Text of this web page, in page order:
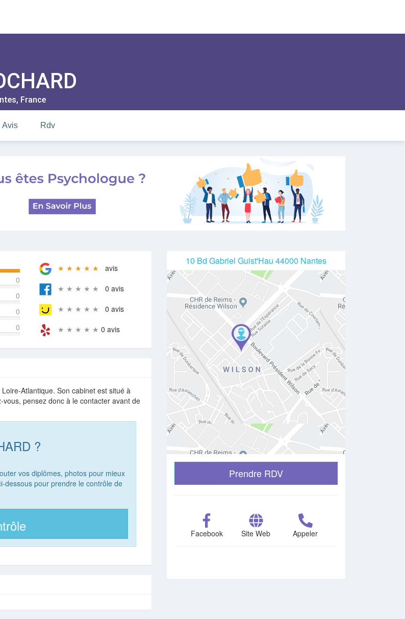
, France
Avis Rdv
0
0
0
0
★ ★ ★ ★ ★ avis
★ ★ ★ ★ ★ 0 avis
★ ★ ★ ★ ★ 0 avis
★ ★ ★ ★ ★ 0 avis
Atlantique. Son cabinet est situé à
pensez donc à le contacter avant de
?
vos diplômes, photos pour mieux
dessous pour prendre le contrôle de
10 Bd Gabriel Guist'Hau 44000 Nantes
Prendre RDV
Facebook Site Web Appeler